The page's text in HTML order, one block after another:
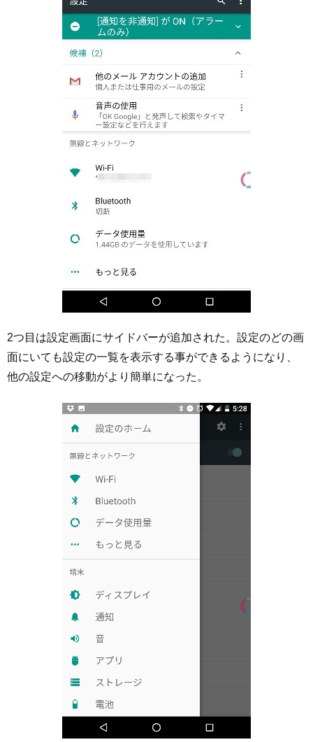
2つ目は設定画面にサイドバーが追加された。設定のどの画
面にいても設定の一覧を表示する事ができるようになり、
他の設定への移動がより簡単になった。